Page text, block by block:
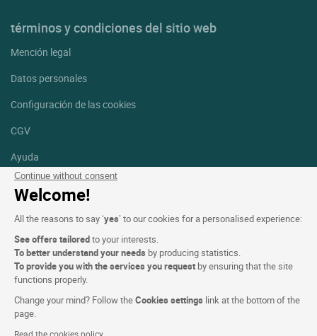
Continue without consent
Welcome!
All the reasons to say ‘yes’ to our cookies for a personalised experience:
See offers tailoredto your interests.
To better understand your needs by producing statistics.
To provide you with the services you request by ensuring that the site
functions properly.
Change your mind? Follow theCookies settings link at the bottom of the
page.
términos y condiciones del sitio web
Mención legal
Datos personales
Configuración de las cookies
CGV
Ayuda
Mapa del sitio
fotografías
Síguenos
Facebook
Instagram
Linkedin